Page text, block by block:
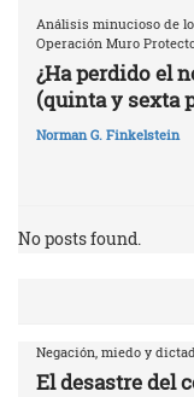
Análisis minucioso de
Operación Muro
¿Ha perdido el
(quinta y sexta
Norman G. Finkelstein
No posts found.
Negación, miedo y
El desastre del